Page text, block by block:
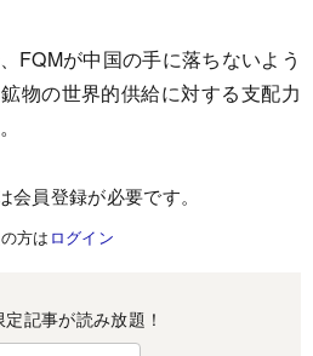
FQMが中国の手に落ちないよう
物の世界的供給に対する支配力
会員登録が必要です。
方は ログイン
記事が読み放題！